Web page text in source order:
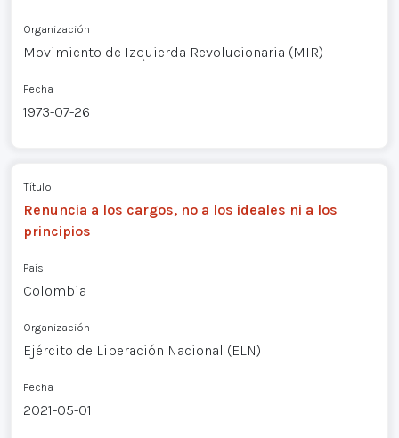
Organización
Movimiento de Izquierda Revolucionaria (MIR)
Fecha
1973-07-26
Título
Renuncia a los cargos, no a los ideales ni a los
principios
País
Colombia
Organización
Ejército de Liberación Nacional (ELN)
Fecha
2021-05-01